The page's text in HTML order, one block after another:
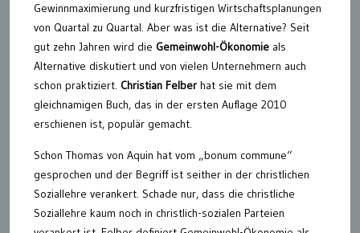
Gewinnmaximierung und kurzfristigen Wirtschaftsplanungen
von Quartal zu Quartal. Aber was ist die Alternative? Seit
gut zehn Jahren wird die Gemeinwohl-Ökonomie als
Alternative diskutiert und von vielen Unternehmern auch
schon praktiziert. Christian Felber hat sie mit dem
gleichnamigen Buch, das in der ersten Auflage 2010
erschienen ist, populär gemacht.
Schon Thomas von Aquin hat vom „bonum commune“
gesprochen und der Begriff ist seither in der christlichen
Soziallehre verankert. Schade nur, dass die christliche
Soziallehre kaum noch in christlich-sozialen Parteien